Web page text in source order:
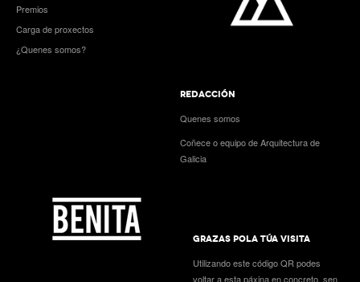
Premios
Carga de proxectos
¿Quenes somos?
REDACCIÓN
Quenes somos
Coñece o equipo de Arquitectura de
Galicia
GRAZAS POLA TÚA VISITA
Utilizando este código QR podes
voltar a esta páxina en concreto, sen